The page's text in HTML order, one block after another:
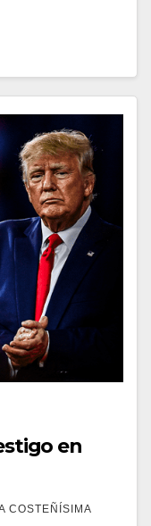
en
COSTEÑÍSIMA